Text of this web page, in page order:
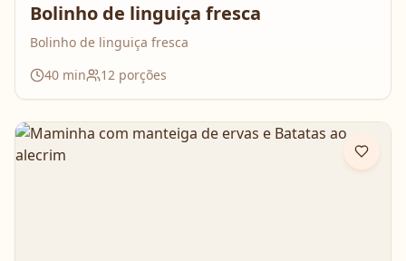
Bolinho de linguiça fresca
Bolinho de linguiça fresca
40 min 12 porções